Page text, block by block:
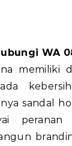
WA
memiliki
sandal